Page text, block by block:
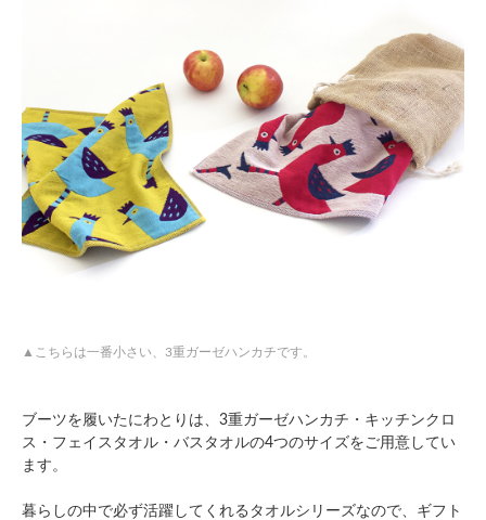
こちらは一番小さい、3重ガーゼハンカチです。
ブーツを履いたにわとりは、3重ガーゼハンカチ・キッチンクロ
ス・フェイスタオル・バスタオルの4つのサイズをご用意してい
ます。
暮らしの中で必ず活躍してくれるタオルシリーズなので、ギフト